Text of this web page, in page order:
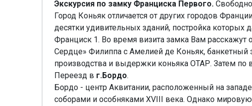
Экскурсия по замку Франциска Первого.
Город Коньяк отличается от других городов
десятки удивительных зданий, постройка которых
Франциск 1. Во время визита замка Вам расскажут
Сердце» Филиппа с Амелией де Коньяк, банкетный
производства и выдержки коньяка ОТАР. Затем
Переезд в г.Бордо.
Бордо - центр Аквитании, расположенный на
соборами и особняками XVIII века. Однако